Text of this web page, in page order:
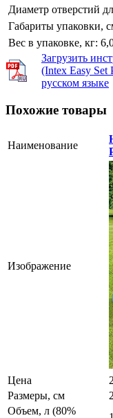
Диаметр отверстий
Габариты упаковки,
Вес в упаковке, кг:
Загрузить
(Intex Easy Set
русском языке
Похожие товары
Наименование
Изображение
Цена
Размеры, см
Объем, л (80%